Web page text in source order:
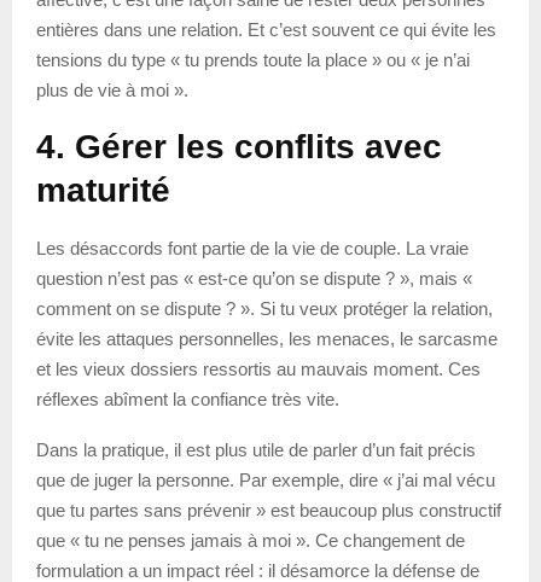
entières dans une relation. Et c’est souvent ce qui évite les
tensions du type « tu prends toute la place » ou « je n’ai
plus de vie à moi ».
4. Gérer les conflits avec
maturité
Les désaccords font partie de la vie de couple. La vraie
question n’est pas « est-ce qu’on se dispute ? », mais «
comment on se dispute ? ». Si tu veux protéger la relation,
évite les attaques personnelles, les menaces, le sarcasme
et les vieux dossiers ressortis au mauvais moment. Ces
réflexes abîment la confiance très vite.
Dans la pratique, il est plus utile de parler d’un fait précis
que de juger la personne. Par exemple, dire « j’ai mal vécu
que tu partes sans prévenir » est beaucoup plus constructif
que « tu ne penses jamais à moi ». Ce changement de
formulation a un impact réel : il désamorce la défense de